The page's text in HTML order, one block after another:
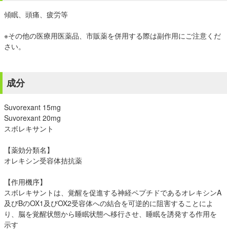
傾眠、頭痛、疲労等
※その他の医療用医薬品、市販薬を併用する際は副作用にご注意くだ
さい。
成分
Suvorexant 15mg
Suvorexant 20mg
スボレキサント
【薬効分類名】
オレキシン受容体拮抗薬
【作用機序】
スボレキサントは、覚醒を促進する神経ペプチドであるオレキシンA
及びBのOX1及びOX2受容体への結合を可逆的に阻害することによ
り、脳を覚醒状態から睡眠状態へ移行させ、睡眠を誘発する作用を
示す